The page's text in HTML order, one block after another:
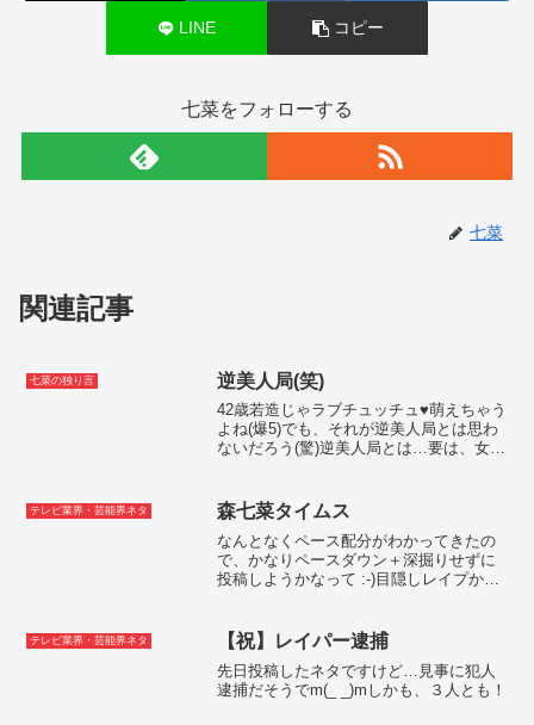
LINE コピー
七菜をフォローする
七菜
関連記事
七菜の独り言 逆美人局(笑)
42歳若造じゃラブチュッチュ♥萌えちゃう
よね(爆5)でも、それが逆美人局とは思わ
ないだろう(驚)逆美人局とは…要は、女が
民党王国群馬県の政治屋同士の熾烈なバ
トルです...
テレビ業界・芸能界ネタ 森七菜タイムス
なんとなくペース配分がわかってきたの
で、かなりペースダウン＋深掘りせずに
投稿しようかなって :-)目隠しレイプから
アホ弁護士もいてよかったです(笑)デリケ
ートなこ...
テレビ業界・芸能界ネタ 【祝】レイパー逮捕
先日投稿したネタですけど…見事に犯人
逮捕だそうでm(_ _)mしかも、３人とも！